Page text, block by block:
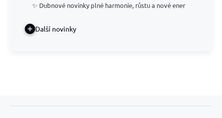
✨ Dubnové novinky plné harmonie, růstu a nové ener
Další novinky